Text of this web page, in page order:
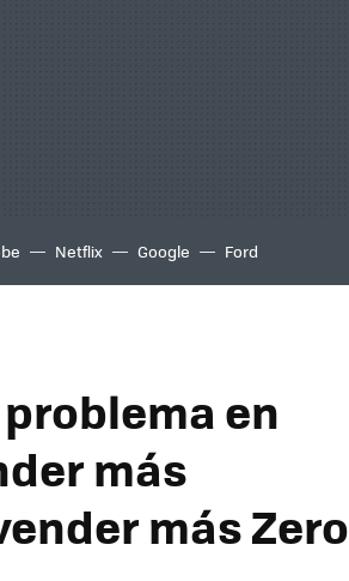
Netflix Google Ford
en
más
más Zero